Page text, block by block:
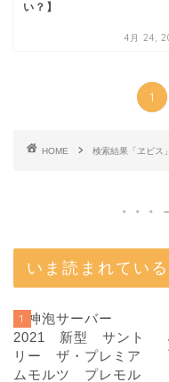
い？】
4月 24,
1
HOME 検索結果「ヱビス」
いま読まれてい
1